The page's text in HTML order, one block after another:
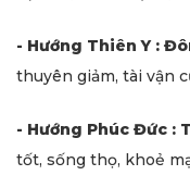
- Hướng Thiên Y :
thuyên giảm, tài vận
- Hướng Phúc Đức :
tốt, sống thọ, khoẻ